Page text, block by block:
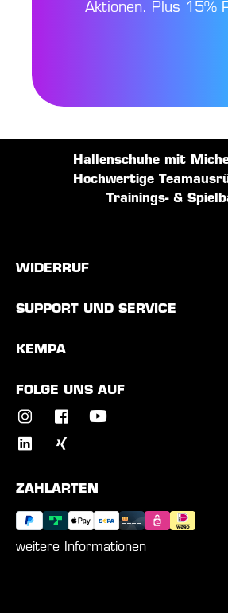
Aktionen. Plus 15%
Hallenschuhe mit
Hochwertige
Trainings- &
WIDERRUF
SUPPORT UND SERVICE
KEMPA
FOLGE UNS AUF
ZAHLARTEN
weitere Informationen